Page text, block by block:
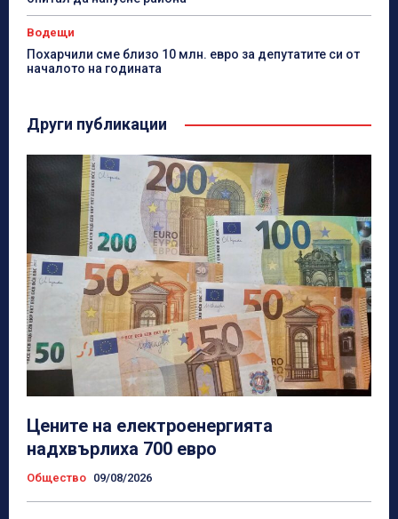
Водещи
Похарчили сме близо 10 млн. евро за депутатите си от
началото на годината
Други публикации
Цените на електроенергията
надхвърлиха 700 евро
Общество 09/08/2026